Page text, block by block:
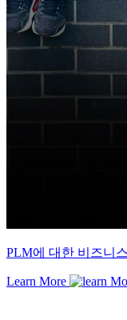
PLM에 대한 비즈니
Learn More